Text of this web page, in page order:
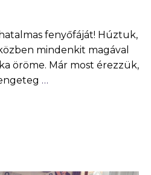
fenyőfáját! Húztuk,
mindenkit magával
öröme. Már most érezzük,
…